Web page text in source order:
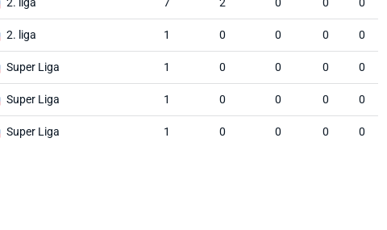
2. liga 1 0 0 0 0
Super Liga 1 0 0 0 0
Super Liga 1 0 0 0 0
Super Liga 1 0 0 0 0